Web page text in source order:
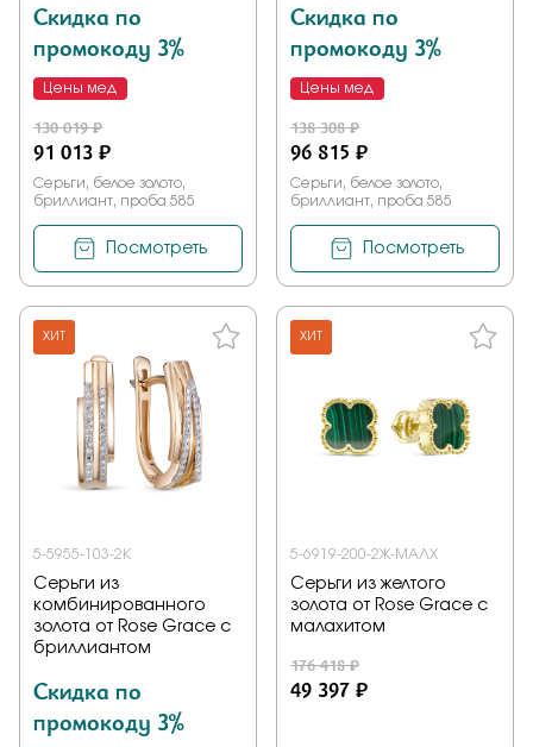
Скидка по
промокоду 3%
Цены мед
130 019 ₽
91 013 ₽
Серьги, белое золото,
бриллиант, проба 585
Посмотреть
Скидка по
промокоду 3%
Цены мед
138 308 ₽
96 815 ₽
Серьги, белое золото,
бриллиант, проба 585
Посмотреть
ХИТ
5-5955-103-2К
Серьги из
комбинированного
золота от Rose Grace с
бриллиантом
Скидка по
промокоду 3%
ХИТ
5-6919-200-2Ж-МАЛХ
Серьги из желтого
золота от Rose Grace с
малахитом
176 418 ₽
49 397 ₽